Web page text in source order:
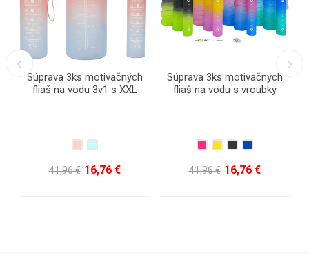
3ks motivačných
na vodu 3v1 s XXL
16,76 €
Súprava 3ks motivačných
fliaš na vodu s vroubky
16,76 €
systém